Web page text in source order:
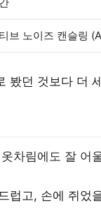
브 노이즈 캔슬링
봤던 것보다 더
차림에도 잘 어
럽고, 손에 쥐었